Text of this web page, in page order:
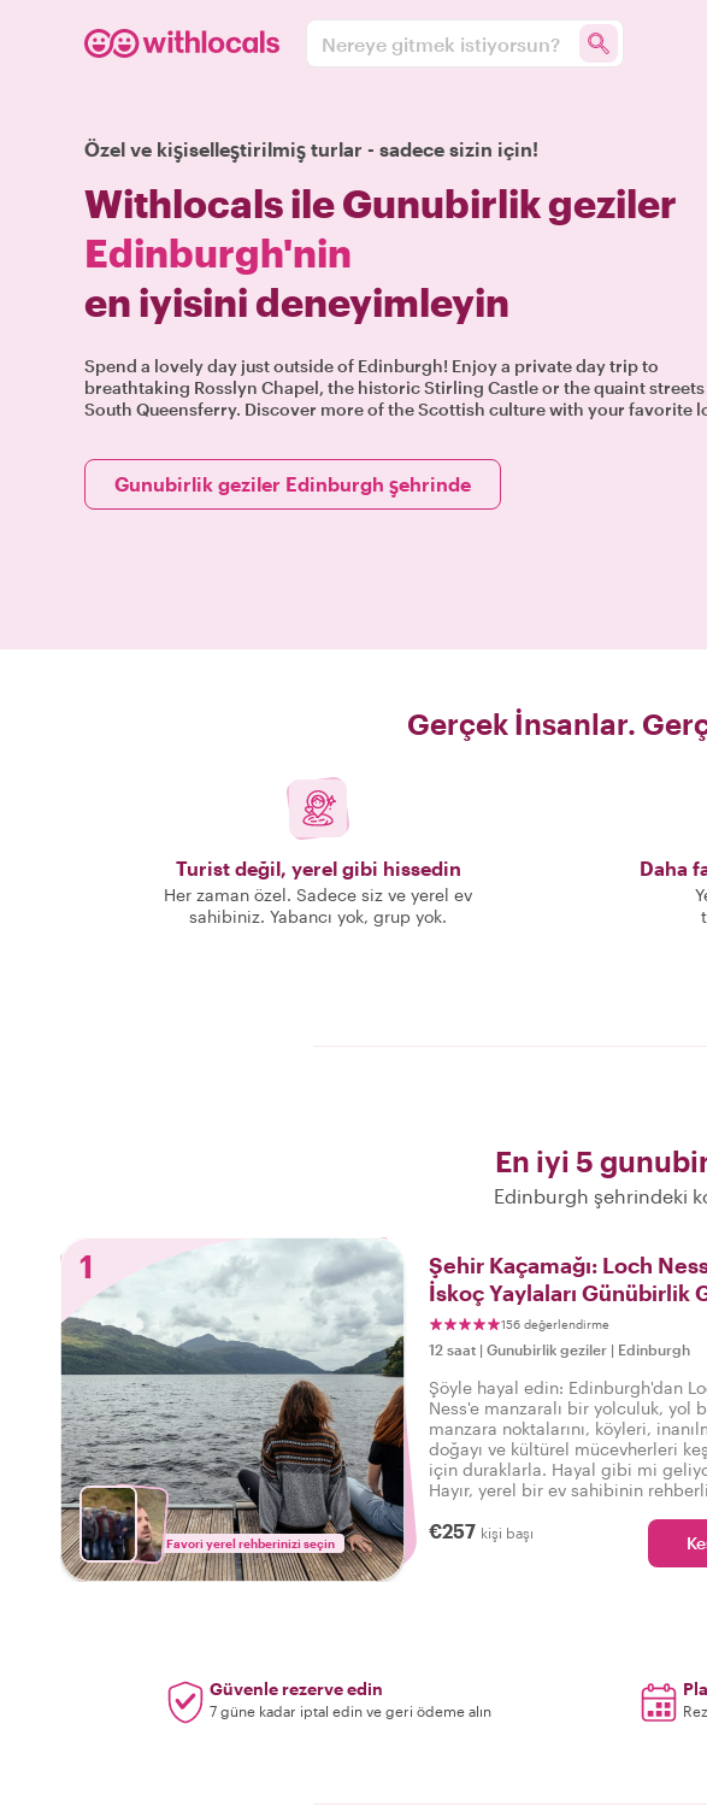
Nereye gitmek istiyorsun?
Özel ve kişiselleştirilmiş turlar - sadece sizin için!
Withlocals ile Gunubirlik geziler
Edinburgh'nin
en iyisini deneyimleyin
Spend a lovely day just outside of Edinburgh! Enjoy a private day trip to
breathtaking Rosslyn Chapel, the historic Stirling Castle or the quaint
South Queensferry. Discover more of the Scottish culture with your favorite
Gunubirlik geziler Edinburgh şehrinde
Gerçek İnsanlar.
Turist değil, yerel gibi hissedin
Her zaman özel. Sadece siz ve yerel ev
sahibiniz. Yabancı yok, grup yok.
Daha
En iyi 5
Edinburgh şehrindeki
1
Favori yerel rehberinizi seçin
Şehir Kaçamağı: Loch
İskoç Yaylaları Günübirlik
156 değerlendirme
12 saat | Gunubirlik geziler | Edinburgh
Şöyle hayal edin: Edinburgh'dan
Ness'e manzaralı bir yolculuk, yol
manzara noktalarını, köyleri,
doğayı ve kültürel mücevherleri
için duraklarla. Hayal gibi mi
Hayır, yerel bir ev sahibinin
mümkün!
€257 kişi başı
Güvenle rezerve edin
7 güne kadar iptal edin ve geri ödeme alın